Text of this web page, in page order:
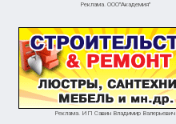
Реклама. ООО"Академия"
Реклама. ИП Савин Владимир Валерьевич